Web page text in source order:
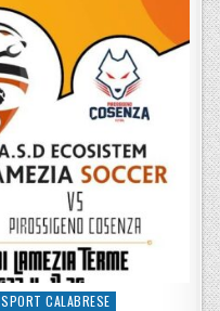
SPORT CALABRESE